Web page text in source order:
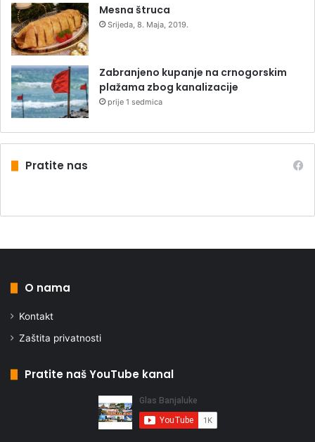
Mesna štruca
Srijeda, 8. Maja, 2019.
Zabranjeno kupanje na crnogorskim
plažama zbog kanalizacije
prije 1 sedmica
Pratite nas
O nama
Kontakt
Zaštita privatnosti
Pratite naš YouTube kanal